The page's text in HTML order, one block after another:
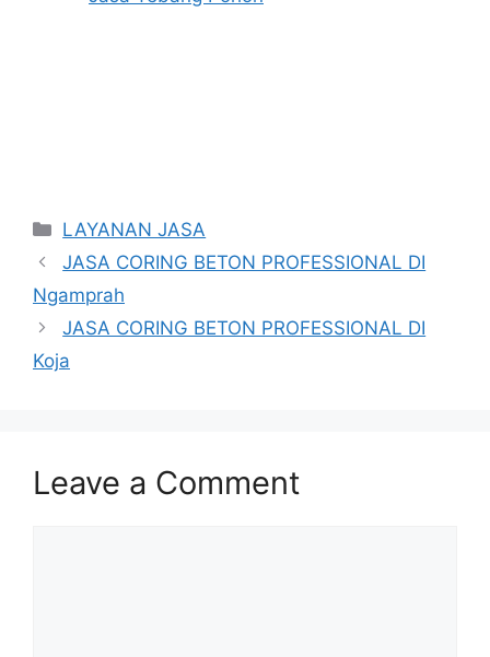
Categories
LAYANAN JASA
JASA CORING BETON PROFESSIONAL DI
Ngamprah
JASA CORING BETON PROFESSIONAL DI
Koja
Leave a Comment